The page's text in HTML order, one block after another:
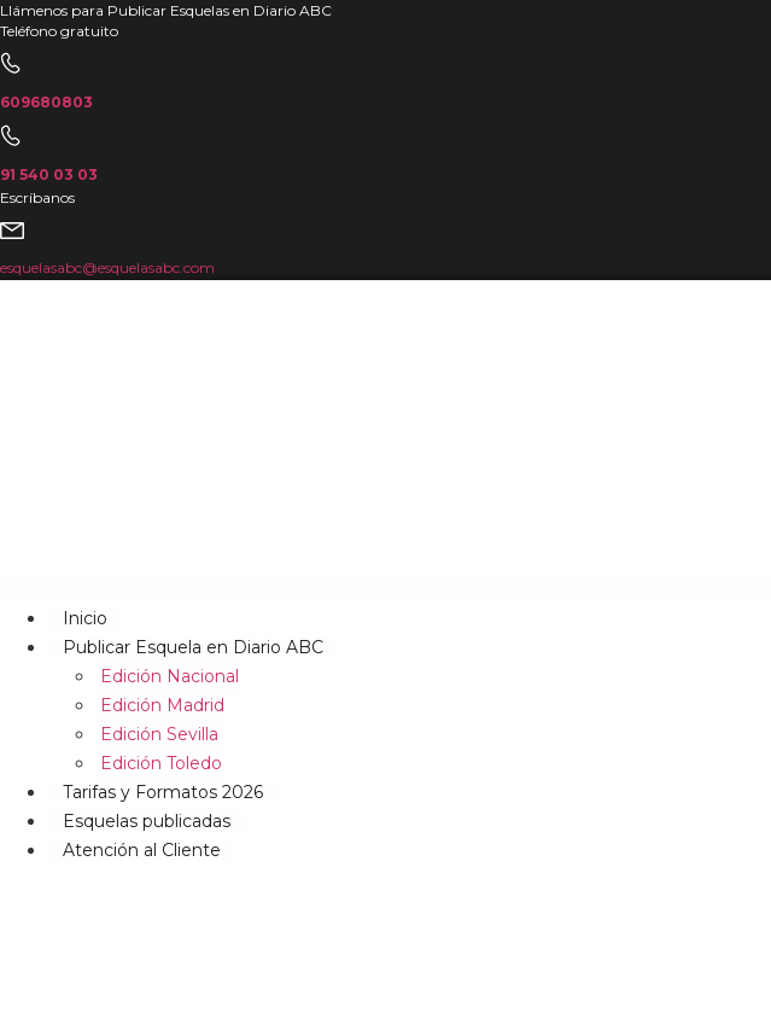
Ir
al
contenido
Llámenos para Publicar Esquelas en Diario ABC
Teléfono gratuito
609680803
91 540 03 03
Escríbanos
esquelasabc@esquelasabc.com
Inicio
Publicar Esquela en Diario ABC
Edición Nacional
Edición Madrid
Edición Sevilla
Edición Toledo
Tarifas y Formatos 2026
Esquelas publicadas
Atención al Cliente